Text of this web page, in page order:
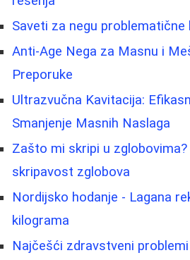
Saveti za negu problematične
Anti-Age Nega za Masnu i
Preporuke
Ultrazvučna Kavitacija:
Smanjenje Masnih Naslaga
Zašto mi skripi u
skripavost zglobova
Nordijsko hodanje - Lagana
kilograma
Najčešći zdravstveni